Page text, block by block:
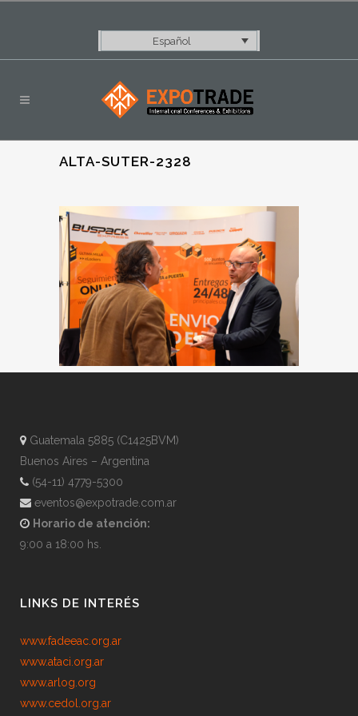
Español
ALTA-SUTER-2328
Guatemala 5885 (C1425BVM)
Buenos Aires – Argentina
(54-11) 4779-5300
eventos@expotrade.com.ar
Horario de atención:
9:00 a 18:00 hs.
LINKS DE INTERÉS
www.fadeeac.org.ar
www.ataci.org.ar
www.arlog.org
www.cedol.org.ar